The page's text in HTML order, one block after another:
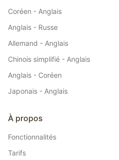
Coréen - Anglais
Anglais - Russe
Allemand - Anglais
Chinois simplifié - Anglais
Anglais - Coréen
Japonais - Anglais
À propos
Fonctionnalités
Tarifs